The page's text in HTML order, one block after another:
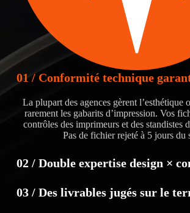
01 / Conformité technique
La plupart des agences gèrent l’esthétique
rarement les gabarits d’impression. Vos
contrôles des imprimeurs et des standistes
Pas de fichier rejeté à 5 jours du
02 / Double expertise design ×
03 / Des livrables jugés sur le